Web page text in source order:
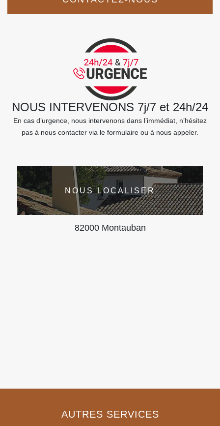
NOUS INTERVENONS 7j/7 et 24h/24
En cas d’urgence, nous intervenons dans l’immédiat, n’hésitez
pas à nous contacter via le formulaire ou à nous appeler.
NOUS LOCALISER
82000 Montauban
AUTRES SERVICES